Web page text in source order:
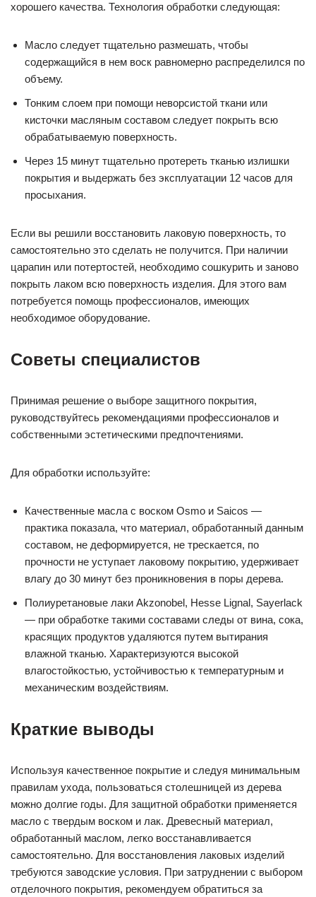
хорошего качества. Технология обработки следующая:
Масло следует тщательно размешать, чтобы
содержащийся в нем воск равномерно распределился по
объему.
Тонким слоем при помощи неворсистой ткани или
кисточки масляным составом следует покрыть всю
обрабатываемую поверхность.
Через 15 минут тщательно протереть тканью излишки
покрытия и выдержать без эксплуатации 12 часов для
просыхания.
Если вы решили восстановить лаковую поверхность, то
самостоятельно это сделать не получится. При наличии
царапин или потертостей, необходимо сошкурить и заново
покрыть лаком всю поверхность изделия. Для этого вам
потребуется помощь профессионалов, имеющих
необходимое оборудование.
Советы специалистов
Принимая решение о выборе защитного покрытия,
руководствуйтесь рекомендациями профессионалов и
собственными эстетическими предпочтениями.
Для обработки используйте:
Качественные масла с воском Osmo и Saicos —
практика показала, что материал, обработанный данным
составом, не деформируется, не трескается, по
прочности не уступает лаковому покрытию, удерживает
влагу до 30 минут без проникновения в поры дерева.
Полиуретановые лаки Akzonobel, Hesse Lignal, Sayerlack
— при обработке такими составами следы от вина, сока,
красящих продуктов удаляются путем вытирания
влажной тканью. Характеризуются высокой
влагостойкостью, устойчивостью к температурным и
механическим воздействиям.
Краткие выводы
Используя качественное покрытие и следуя минимальным
правилам ухода, пользоваться столешницей из дерева
можно долгие годы. Для защитной обработки применяется
масло с твердым воском и лак. Древесный материал,
обработанный маслом, легко восстанавливается
самостоятельно. Для восстановления лаковых изделий
требуются заводские условия. При затруднении с выбором
отделочного покрытия, рекомендуем обратиться за